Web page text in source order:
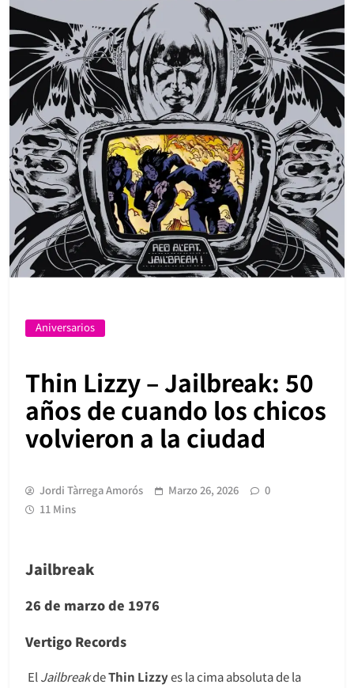
Aniversarios
Thin Lizzy – Jailbreak: 50
años de cuando los chicos
volvieron a la ciudad
Jordi Tàrrega Amorós Marzo 26, 2026
0
11 Mins
Jailbreak
26 de marzo de 1976
Vertigo Records
El JailbreakdeThin Lizzyes la cima absoluta de la